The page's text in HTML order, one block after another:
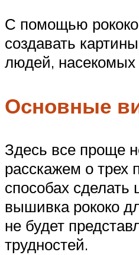
С помощью
создавать
людей, насекомых
Основные
Здесь все проще
расскажем о трех
способах сделать
вышивка рококо
не будет
трудностей.